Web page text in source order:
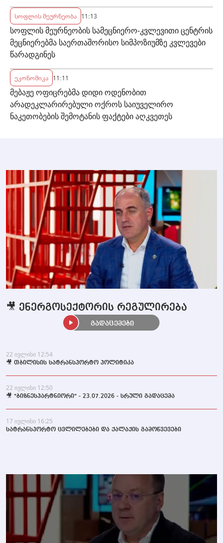
სოფლის მეურნეობა 11:13
სოფლის მეურნეობის სამეცნიერო-კვლევითი ცენტრის
მეცნიერებმა საერთაშორისო სიმპოზიუმზე კვლევები
წარადგინეს
ეკონომიკა 11:11
მებაჟე ოფიცრებმა დიდი ოდენობით
არადეკლარირებული ოქროს საიუველირო
ნაკეთობების შემოტანის ფაქტები აღკვეთეს
22 ივლისი 12:54
🎥 თბილისის სატრანსპორტო პოლიტიკა
22 ივლისი 12:50
🎥 "ბიზნესპარტნიორი" - 23.07.2026 - სრული გადაცემა
17 ივლისი 16:25
სატრანსპორტო ცვლილებები და ქალაქის გამოწვევები
🎥 ენერგოსექტორის რეგულირება
გადაცემები